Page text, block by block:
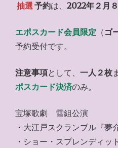
抽選予約は、2022年２月
エポスカード会員限定 （ ゴ
予約受付です。
注意事項として、 一人２枚
ポスカード決済のみ。
宝塚歌劇 雪組公演
・大江戸スクランブル『夢
・ショー・スプレンディッ